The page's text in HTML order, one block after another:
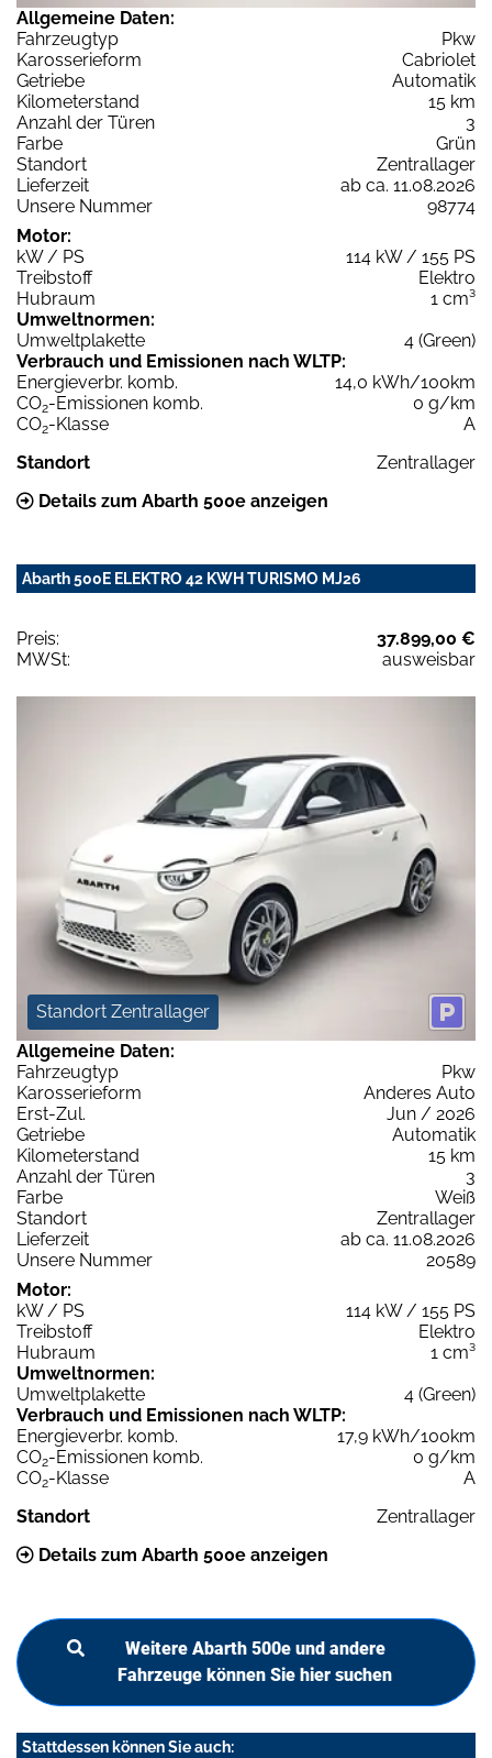
Allgemeine Daten:
Fahrzeugtyp
Pkw
Karosserieform
Cabriolet
Getriebe
Automatik
Kilometerstand
15 km
Anzahl der Türen
3
Farbe
Grün
Standort
Zentrallager
Lieferzeit
ab ca. 11.08.2026
Unsere Nummer
98774
Motor:
kW / PS
114 kW / 155 PS
Treibstoff
Elektro
Hubraum
1 cm³
Umweltnormen:
Umweltplakette
4 (Green)
Verbrauch und Emissionen nach WLTP:
Energieverbr. komb.
14,0 kWh/100km
CO2-Emissionen komb.
0 g/km
CO2-Klasse
A
Standort
Zentrallager
Details zum Abarth 500e anzeigen
Abarth 500E ELEKTRO 42 KWH TURISMO MJ26
Preis:
37.899,00 €
MWSt:
ausweisbar
Standort Zentrallager
Allgemeine Daten:
Fahrzeugtyp
Pkw
Karosserieform
Anderes Auto
Erst-Zul.
Jun / 2026
Getriebe
Automatik
Kilometerstand
15 km
Anzahl der Türen
3
Farbe
Weiß
Standort
Zentrallager
Lieferzeit
ab ca. 11.08.2026
Unsere Nummer
20589
Motor:
kW / PS
114 kW / 155 PS
Treibstoff
Elektro
Hubraum
1 cm³
Umweltnormen:
Umweltplakette
4 (Green)
Verbrauch und Emissionen nach WLTP:
Energieverbr. komb.
17,9 kWh/100km
CO2-Emissionen komb.
0 g/km
CO2-Klasse
A
Standort
Zentrallager
Details zum Abarth 500e anzeigen
Weitere Abarth 500e und andere
Fahrzeuge können Sie hier suchen
Stattdessen können Sie auch: